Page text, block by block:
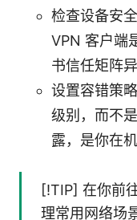
检查设备安
VPN 客户端
书信任矩阵异
设置容错策
级别，而不
露，是你在
[!TIP] 在你前
理常用网络场